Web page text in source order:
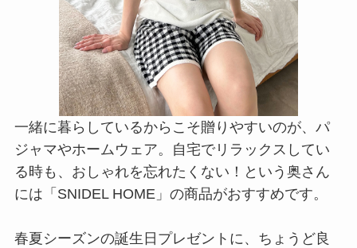
一緒に暮らしているからこそ贈りやすいのが、パ
ジャマやホームウェア。自宅でリラックスしてい
る時も、おしゃれを忘れたくない！という奥さん
には「SNIDEL HOME」の商品がおすすめです。
春夏シーズンの誕生日プレゼントに、ちょうど良